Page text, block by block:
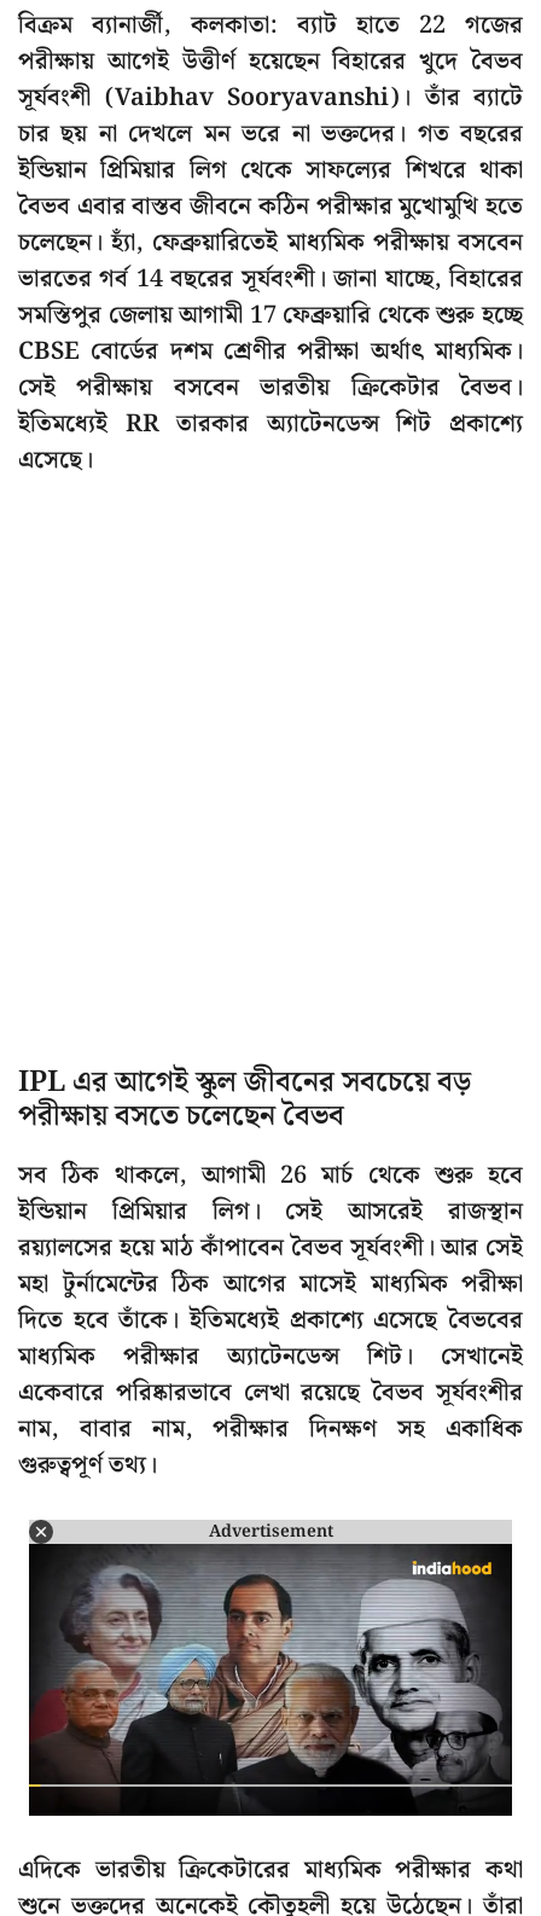
বিক্রম ব্যানার্জী, কলকাতা: ব্যাট হাতে 22 গজের
পরীক্ষায় আগেই উত্তীর্ণ হয়েছেন বিহারের খুদে বৈভব
সূর্যবংশী (Vaibhav Sooryavanshi)। তাঁর ব্যাটে
চার ছয় না দেখলে মন ভরে না ভক্তদের। গত বছরের
ইন্ডিয়ান প্রিমিয়ার লিগ থেকে সাফল্যের শিখরে থাকা
বৈভব এবার বাস্তব জীবনে কঠিন পরীক্ষার মুখোমুখি হতে
চলেছেন। হ্যাঁ, ফেব্রুয়ারিতেই মাধ্যমিক পরীক্ষায় বসবেন
ভারতের গর্ব 14 বছরের সূর্যবংশী। জানা যাচ্ছে, বিহারের
সমস্তিপুর জেলায় আগামী 17 ফেব্রুয়ারি থেকে শুরু হচ্ছে
CBSE বোর্ডের দশম শ্রেণীর পরীক্ষা অর্থাৎ মাধ্যমিক।
সেই পরীক্ষায় বসবেন ভারতীয় ক্রিকেটার বৈভব।
ইতিমধ্যেই RR তারকার অ্যাটেনডেন্স শিট প্রকাশ্যে
এসেছে।
IPL এর আগেই স্কুল জীবনের সবচেয়ে বড়
পরীক্ষায় বসতে চলেছেন বৈভব
সব ঠিক থাকলে, আগামী 26 মার্চ থেকে শুরু হবে
ইন্ডিয়ান প্রিমিয়ার লিগ। সেই আসরেই রাজস্থান
রয়্যালসের হয়ে মাঠ কাঁপাবেন বৈভব সূর্যবংশী। আর সেই
মহা টুর্নামেন্টের ঠিক আগের মাসেই মাধ্যমিক পরীক্ষা
দিতে হবে তাঁকে। ইতিমধ্যেই প্রকাশ্যে এসেছে বৈভবের
মাধ্যমিক পরীক্ষার অ্যাটেনডেন্স শিট। সেখানেই
একেবারে পরিষ্কারভাবে লেখা রয়েছে বৈভব সূর্যবংশীর
নাম, বাবার নাম, পরীক্ষার দিনক্ষণ সহ একাধিক
গুরুত্বপূর্ণ তথ্য।
Advertisement
এদিকে ভারতীয় ক্রিকেটারের মাধ্যমিক পরীক্ষার কথা
শুনে ভক্তদের অনেকেই কৌতুহলী হয়ে উঠেছেন। তাঁরা